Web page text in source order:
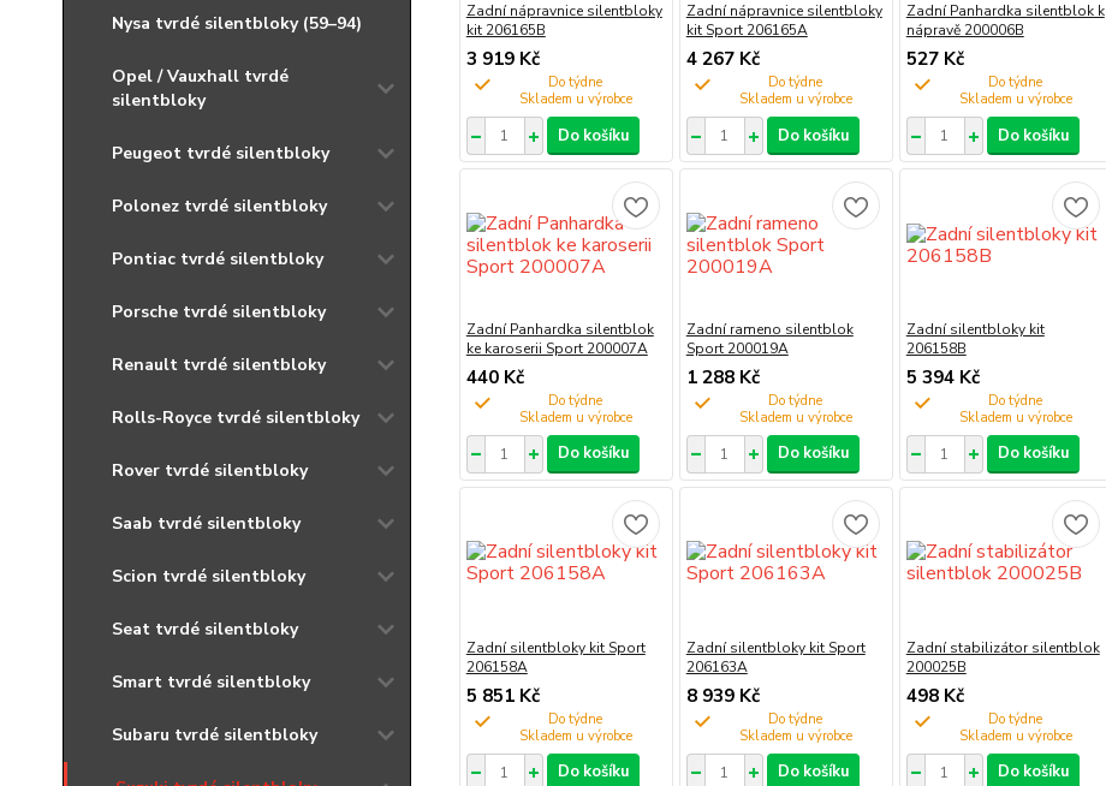
Nysa tvrdé silentbloky (59–94)
Opel / Vauxhall tvrdé
silentbloky
Peugeot tvrdé silentbloky
Polonez tvrdé silentbloky
Pontiac tvrdé silentbloky
Porsche tvrdé silentbloky
Renault tvrdé silentbloky
Rolls-Royce tvrdé silentbloky
Rover tvrdé silentbloky
Saab tvrdé silentbloky
Scion tvrdé silentbloky
Seat tvrdé silentbloky
Smart tvrdé silentbloky
Subaru tvrdé silentbloky
Zadní nápravnice silentbloky
kit 206165B
3 919 Kč
Do týdne
Do košíku
Zadní nápravnice silentbloky
kit Sport 206165A
4 267 Kč
Do týdne
Do košíku
Zadní Panhardka silentblok k
nápravě 200006B
527 Kč
Do týdne
Do košíku
Zadní Panhardka silentblok
ke karoserii Sport 200007A
440 Kč
Do týdne
Do košíku
Zadní rameno silentblok
Sport 200019A
1 288 Kč
Do týdne
Do košíku
Zadní silentbloky kit
206158B
5 394 Kč
Do týdne
Do košíku
Zadní silentbloky kit Sport
206158A
5 851 Kč
Do týdne
Do košíku
Zadní silentbloky kit Sport
206163A
8 939 Kč
Do týdne
Do košíku
Zadní stabilizátor silentblok
200025B
498 Kč
Do týdne
Do košíku